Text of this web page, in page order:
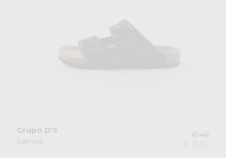
Grupo D'S
Samee
€ 45
€ 31,50